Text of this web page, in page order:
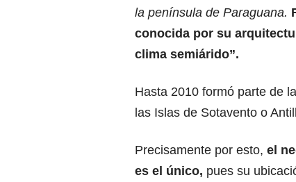
la península de Paraguana.
conocida por su
clima semiárido”.
Hasta 2010 formó parte de
las Islas de Sotavento o
Precisamente por esto, el
es el único, pues su